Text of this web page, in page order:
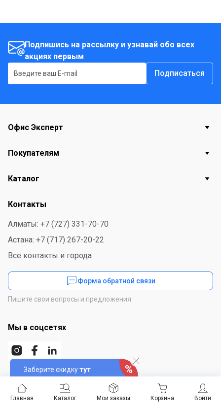
Главная Каталог Войти
Мои заказы Корзина
Подпишись на рассылку и узнавай обо всех
акциях первым
Подписаться
Заберите скидкутут
Офис Эксперт
Покупателям
Каталог
Контакты
Алматы: +7 (727) 331-70-70
Астана: +7 (717) 267-20-22
Все контакты и города
Форма обратной связи
Пишите свои вопросы и предложения
Мы в соцсетях